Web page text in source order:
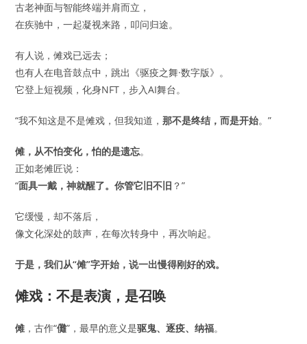
古老神面与智能终端并肩而立，
在疾驰中，一起凝视来路，叩问归途。
有人说，傩戏已远去；
也有人在电音鼓点中，跳出《驱疫之舞·数字版》。
它登上短视频，化身NFT，步入AI舞台。
“我不知这是不是傩戏，但我知道，那不是终结，而是开始。”
傩，从不怕变化，怕的是遗忘。
正如老傩匠说：
“面具一戴，神就醒了。你管它旧不旧 ？”
它缓慢，却不落后，
像文化深处的鼓声，在每次转身中，再次响起。
于是，我们从“傩”字开始，说一出慢得刚好的戏。
傩戏：不是表演，是召唤
傩 ，古作“儺”，最早的意义是驱鬼、逐疫、纳福。